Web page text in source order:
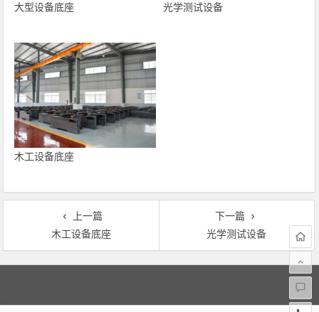
大型设备底座 光学测试设备
木工设备底座
上一篇
木工设备底座
下一篇
光学测试设备
文